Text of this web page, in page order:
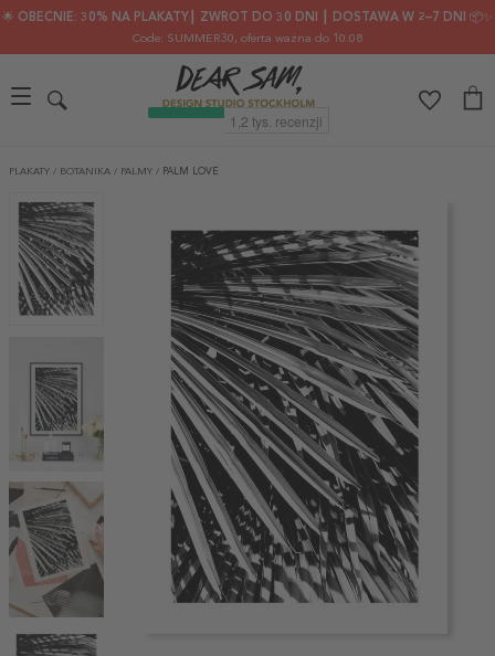
🌟 OBECNIE: 30% NA PLAKATY┃ ZWROT DO 30 DNI ┃ DOSTAWA W 2–7 DNI 📦✨
Code: SUMMER30, oferta ważna do 10.08
PLAKATY / BOTANIKA / PALMY / PALM LOVE